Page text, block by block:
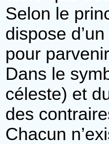
Selon le
dispose
pour
Dans le
céleste) et
des
Chacun